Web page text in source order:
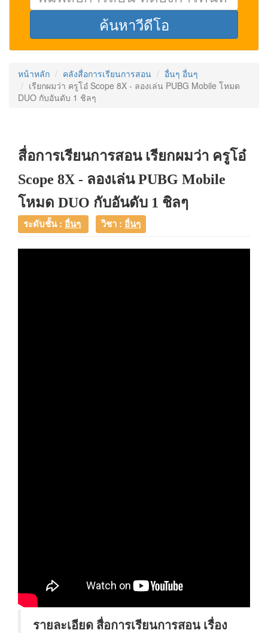
หน้าหลัก คลังสื่อการเรียนการสอน
อื่นๆ อื่นๆ
เรียกผมว่า ครูโอ๋ Scope 8X - ลองเล่น PUBG Mobile โหมด
DUO กับอันดับ 1 ชิลๆ
สื่อการเรียนการสอน เรียกผมว่า ครูโอ๋
Scope 8X - ลองเล่น PUBG Mobile
โหมด DUO กับอันดับ 1 ชิลๆ
ระดับชั้น : อื่นๆ วิชา : อื่นๆ
รายละเอียด สื่อการเรียนการสอน เรื่อง